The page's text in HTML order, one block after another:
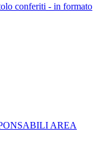
conferiti - in formato
AREA